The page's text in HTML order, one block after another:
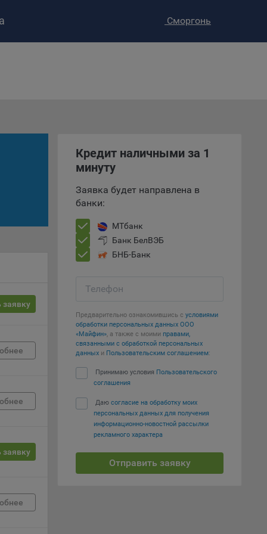
–
Сморгонь
заявку
заявку
Кредит наличными за 1
минуту
Заявка будет направлена в
банки:
МТбанк
Банк БелВЭБ
БНБ-Банк
Телефон
Предварительно ознакомившись с условиями
обработки персональных данных ООО
«Майфин», а также с моими правами,
связанными с обработкой персональных
данных и Пользовательским соглашением:
Принимаю условия Пользовательского
соглашения
Даю согласие на обработку моих
персональных данных для получения
информационно-новостной рассылки
рекламного характера
Отправить заявку